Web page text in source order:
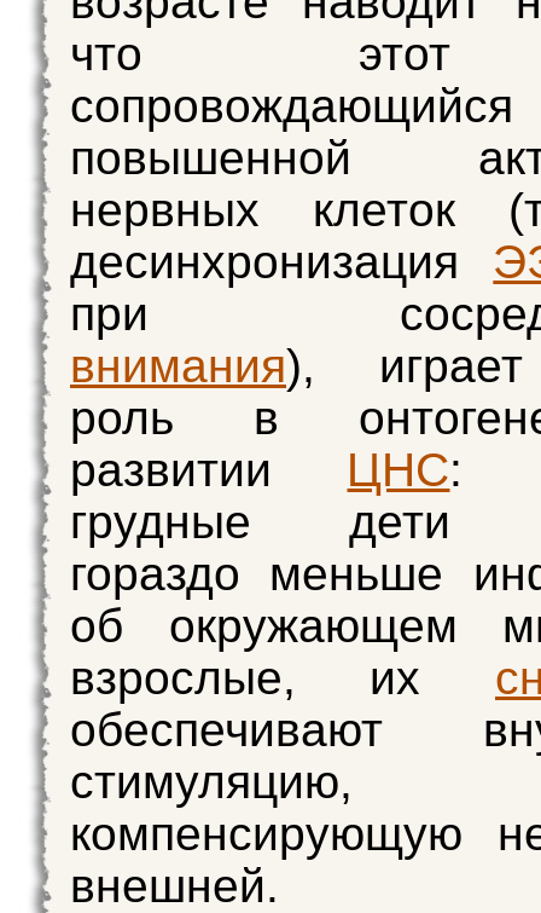
что этот
сопровождающийся
повышенной
нерв­ных клеток
десинхронизация
при
внимания),
роль в
разви­тии ЦНС:
грудные дети
гораздо меньше
об окружающем
взрослые, их
обеспечивают
стимуляцию,
компенсирующую
внешней.